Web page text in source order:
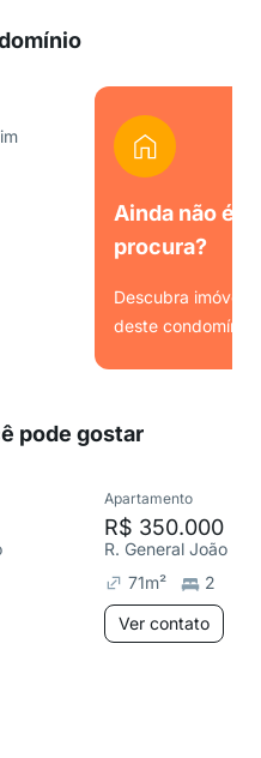
Ainda não é
procura?
Descubra imóveis
deste condomínio.
pode gostar
Apartamento
R$ 350.000
R. General João
71m²
2
Ver contato